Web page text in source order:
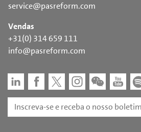
service@pasreform.com
Vendas
+31(0) 314 659 111
info@pasreform.com
Inscreva-se e receba o nosso